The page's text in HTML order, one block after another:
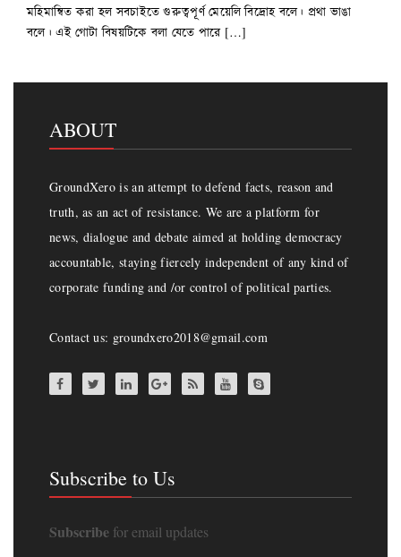
মহিমান্বিত করা হল সবচাইতে গুরুত্বপূর্ণ মেয়েলি বিদ্রোহ বলে। প্রথা ভাঙা
বলে। এই গোটা বিষয়টিকে বলা যেতে পারে […]
ABOUT
GroundXero is an attempt to defend facts, reason and
truth, as an act of resistance. We are a platform for
news, dialogue and debate aimed at holding democracy
accountable, staying fiercely independent of any kind of
corporate funding and /or control of political parties.
Contact us: groundxero2018@gmail.com
Subscribe to Us
Subscribe for email updates